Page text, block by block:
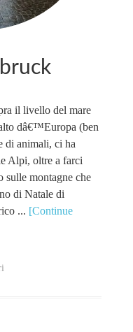
il livello del mare
dâ€™Europa (ben
di animali, ci ha
Alpi, oltre a farci
sulle montagne che
di Natale di
... [Continue